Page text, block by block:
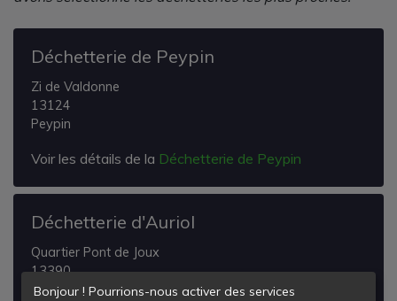
Déchetterie de Peypin
Zi de Valdonne
13124
Peypin
Voir les détails de la Déchetterie de Peypin
Déchetterie d'Auriol
Quartier Pont de Joux
13390
Auriol
Bonjour ! Pourrions-nous activer des services